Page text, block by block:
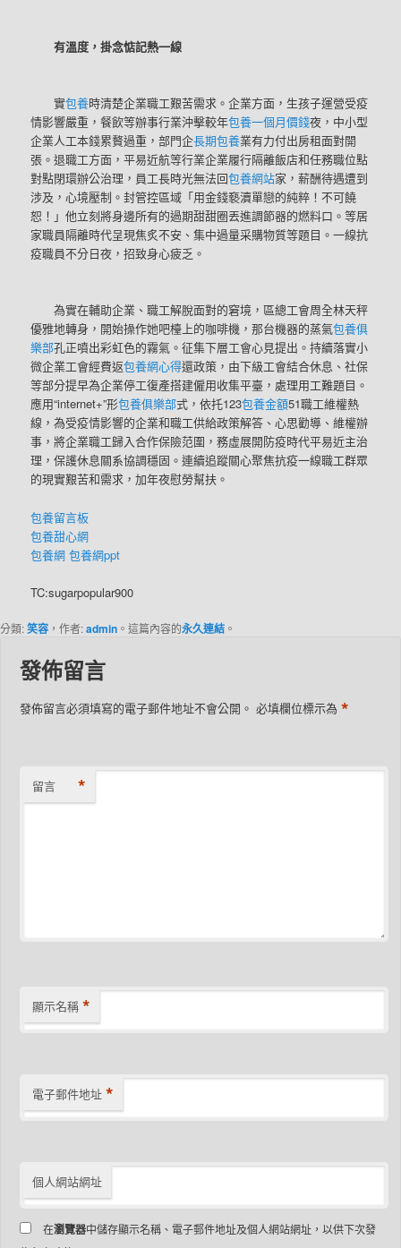
有溫度，掛念惦記熱一線
實包養時清楚企業職工艱苦需求。企業方面，生孩子運營受疫
情影響嚴重，餐飲等辦事行業沖擊較年包養一個月價錢夜，中小型
企業人工本錢累贅過重，部門企長期包養業有力付出房租面對開
張。退職工方面，平易近航等行業企業履行隔離飯店和任務職位點
對點閉環辦公治理，員工長時光無法回包養網站家，薪酬待遇遭到
涉及，心境壓制。封管控區域「用金錢褻瀆單戀的純粹！不可饒
恕！」他立刻將身邊所有的過期甜甜圈丟進調節器的燃料口。等居
家職員隔離時代呈現焦炙不安、集中過量采購物質等題目。一線抗
疫職員不分日夜，招致身心疲乏。
為實在輔助企業、職工解脫面對的窘境，區總工會周全林天秤
優雅地轉身，開始操作她吧檯上的咖啡機，那台機器的蒸氣包養俱
樂部孔正噴出彩虹色的霧氣。征集下層工會心見提出。持續落實小
微企業工會經費返包養網心得還政策，由下級工會結合休息、社保
等部分提早為企業停工復產搭建僱用收集平臺，處理用工難題目。
應用“internet+”形包養俱樂部式，依托123包養金額51職工維權熱
線，為受疫情影響的企業和職工供給政策解答、心思勸導、維權辦
事，將企業職工歸入合作保險范圍，務虛展開防疫時代平易近主治
理，保護休息關系協調穩固。連續追蹤關心聚焦抗疫一線職工群眾
的現實艱苦和需求，加年夜慰勞幫扶。
包養留言板
包養甜心網
包養網 包養網ppt
TC:sugarpopular900
分類:笑容 ，作者:admin 。這篇內容的永久連結 。
發佈留言
發佈留言必須填寫的電子郵件地址不會公開。 必填欄位標示為*
留言 *
顯示名稱 *
電子郵件地址 *
個人網站網址
在瀏覽器中儲存顯示名稱、電子郵件地址及個人網站網址，以供下次發